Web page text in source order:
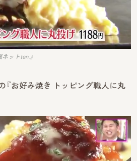
ットten.』
『お好み焼き トッピング職人に丸